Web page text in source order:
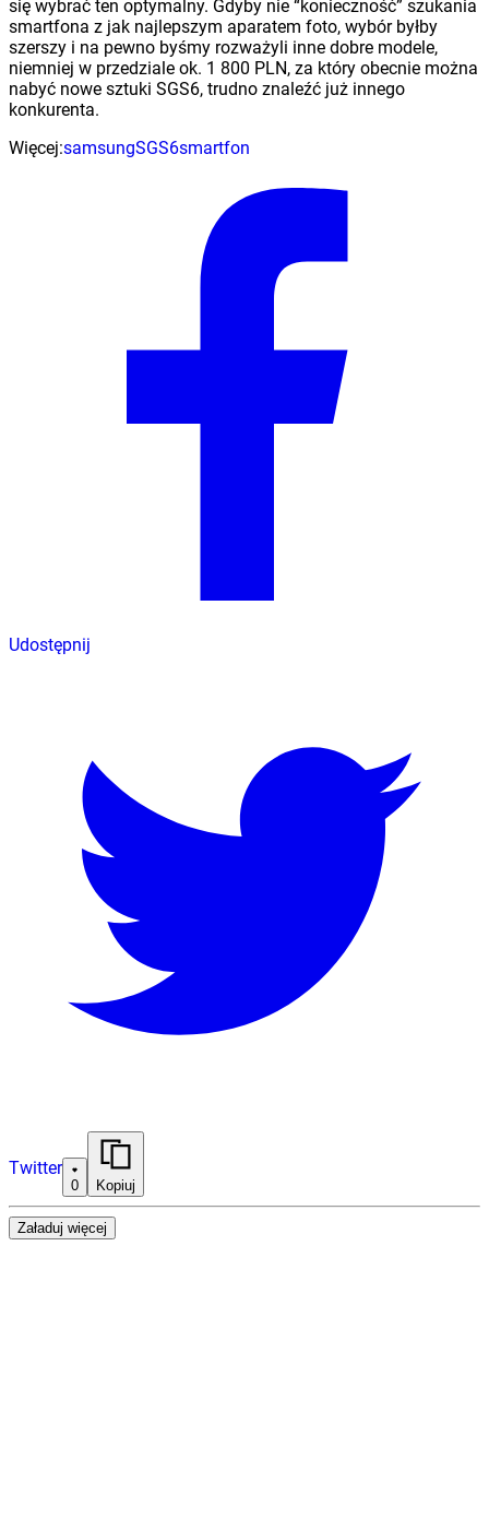
się wybrać ten optymalny. Gdyby nie “konieczność” szukania
smartfona z jak najlepszym aparatem foto, wybór byłby
szerszy i na pewno byśmy rozważyli inne dobre modele,
niemniej w przedziale ok. 1 800 PLN, za który obecnie można
nabyć nowe sztuki SGS6, trudno znaleźć już innego
konkurenta.
Więcej:samsungSGS6smartfon
Udostępnij
Twitter
0 Kopiuj
Załaduj więcej